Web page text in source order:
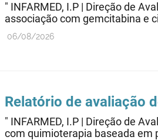
" INFARMED, I.P | Direção de
associação com gemcitabina e
06/08/2026
Relatório de avaliação
" INFARMED, I.P | Direção de
com quimioterapia baseada em